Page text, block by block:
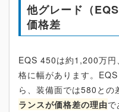
他グレード（
価格差
EQS 450は約1,200万
格に幅があります。
ら、装備面では580との
ランスが価格差の理由